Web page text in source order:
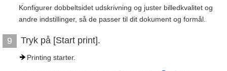
Konfigurer dobbeltsidet udskrivning og juster billedkvalitet og
andre indstillinger, så de passer til dit dokument og formål.
9 Tryk på [Start print].
Printing starter.